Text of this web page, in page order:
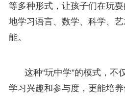
等多种形式，让孩子们在玩
地学习语言、数学、科学、
能。
这种“玩中学”的模式，不
学习兴趣和参与度，更能培